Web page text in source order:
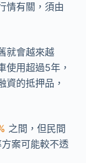
情有關，須由
就會越來越
使用超過5年，
資的抵押品，
之間，但民間
案可能較不透